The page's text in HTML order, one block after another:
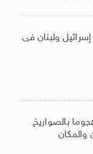
إسرائيل ولبنان فى
بالصواريخ
والمكان